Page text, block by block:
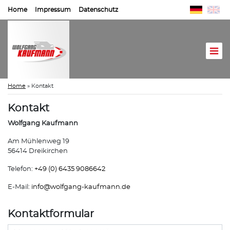
Home Impressum Datenschutz
Home » Kontakt
Kontakt
Wolfgang Kaufmann
Am Mühlenweg 19
56414 Dreikirchen
Telefon: +49 (0) 6435 9086642
E-Mail: info@wolfgang-kaufmann.de
Kontaktformular